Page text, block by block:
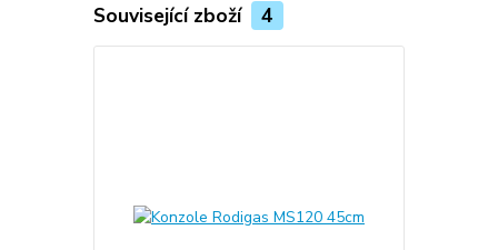
Související zboží 4